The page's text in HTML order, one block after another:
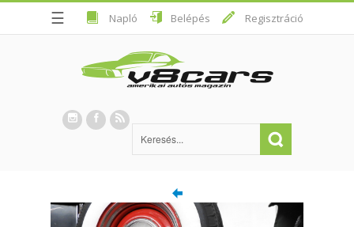
☰ Napló Belépés Regisztráció